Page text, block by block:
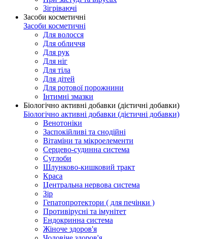
Зігріваючі
Засоби косметичні
Засоби косметичні
Для волосся
Для обличчя
Для рук
Для ніг
Для тіла
Для дітей
Для ротової порожнини
Інтимні змазки
Біологічно активні добавки (дієтичні добавки)
Біологічно активні добавки (дієтичні добавки)
Венотоніки
Заспокійливі та снодійні
Вітаміни та мікроелементи
Серцево-судинна система
Суглоби
Шлунково-кишковий тракт
Краса
Центральна нервова система
Зір
Гепатопротектори ( для печінки )
Противірусні та імунітет
Ендокринна система
Жіноче здоров'я